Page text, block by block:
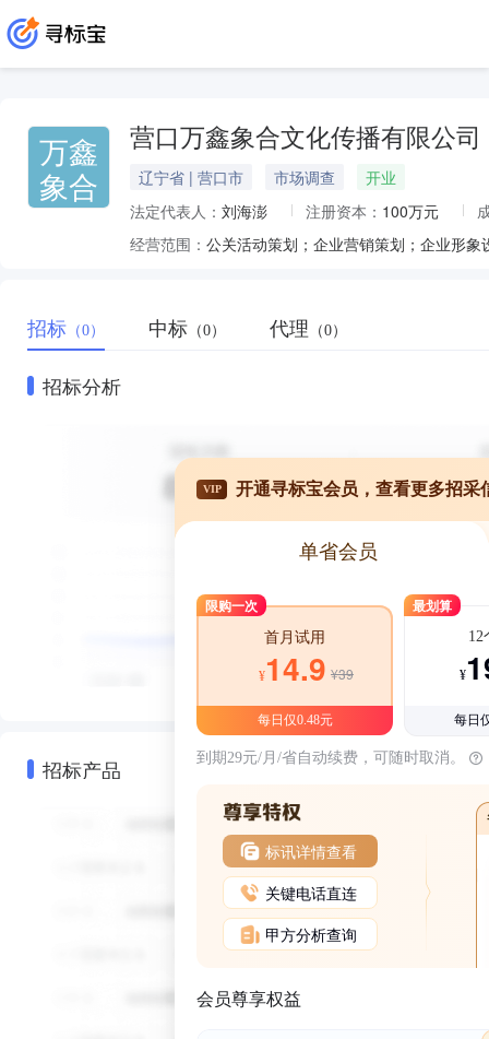
万鑫
象合
营口万鑫象合文化传播有限公司
辽宁省 | 营口市 市场调查
开业
法定代表人： 刘海澎 注册资本： 100万元
经营范围：
招标 （0） 中标 （0） 代理 （0）
招标分析
招标产品
VIP 开通寻标宝会员，查看更多招采
单省会员
限购一次
首月试用
¥14.9 ¥39
每日仅0.48元
最划算
12
¥
每日
到期29元/月/省自动续费，可随时取消。
标讯详情查看
关键电话直连
甲方分析查询
会员尊享权益